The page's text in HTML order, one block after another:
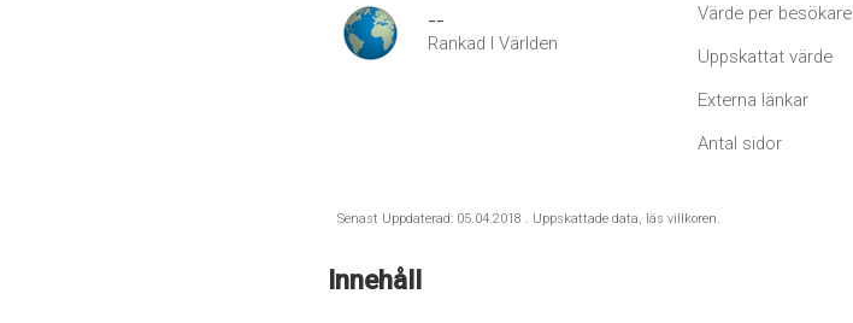
--
Rankad I Världen
Värde per besökare
Uppskattat värde
Externa länkar
Antal sidor
Senast Uppdaterad: 05.04.2018 . Uppskattade data, läs villkoren.
Innehåll